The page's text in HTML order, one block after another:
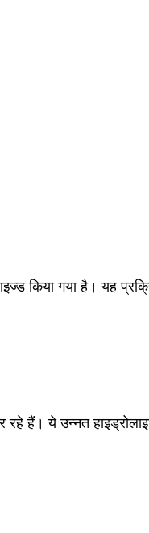
किया गया है। यह
हैं। ये उन्नत